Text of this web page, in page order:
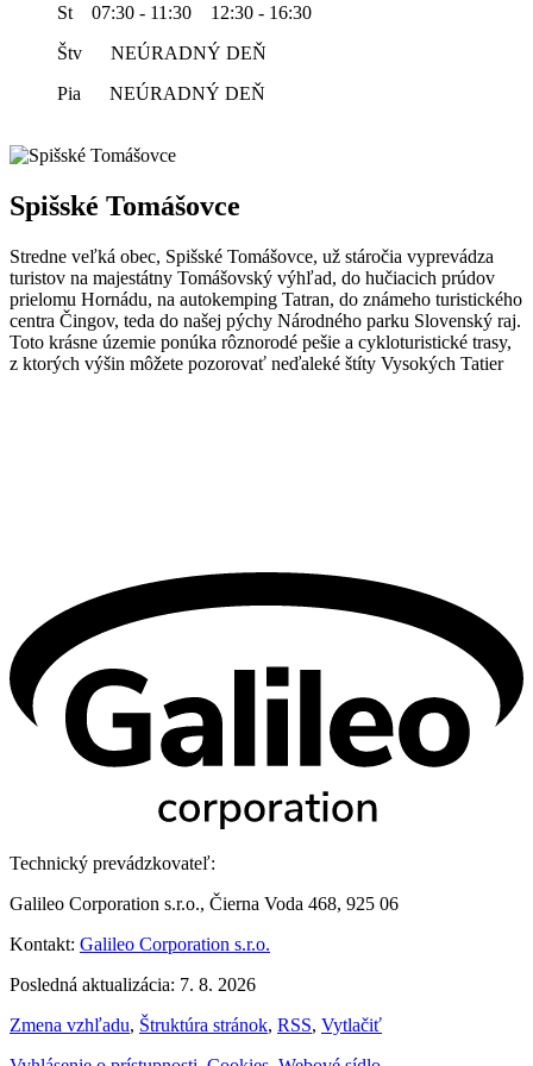
St 07:30 - 11:30 12:30 - 16:30
Štv NEÚRADNÝ DEŇ
Pia NEÚRADNÝ DEŇ
Spišské Tomášovce
Stredne veľká obec, Spišské Tomášovce, už stáročia vyprevádza
turistov na majestátny Tomášovský výhľad, do hučiacich prúdov
prielomu Hornádu, na autokemping Tatran, do známeho turistického
centra Čingov, teda do našej pýchy Národného parku Slovenský raj.
Toto krásne územie ponúka rôznorodé pešie a cykloturistické trasy,
z ktorých výšin môžete pozorovať neďaleké štíty Vysokých Tatier
Technický prevádzkovateľ:
Galileo Corporation s.r.o., Čierna Voda 468, 925 06
Kontakt: Galileo Corporation s.r.o.
Posledná aktualizácia: 7. 8. 2026
Zmena vzhľadu, Štruktúra stránok, RSS, Vytlačiť